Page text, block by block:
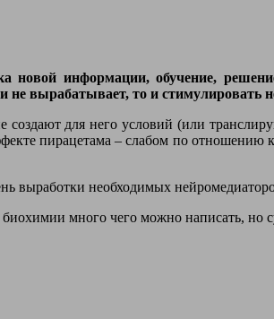
новой информации, обучение,
не вырабатывает, то и стимулировать
для него условий (или
пирацетама – слабом по отношению
выработки необходимых
много чего можно написать, но